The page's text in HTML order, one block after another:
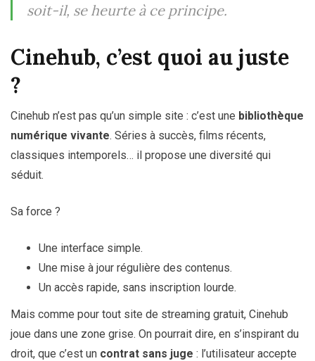
soit-il, se heurte à ce principe.
Cinehub, c’est quoi au juste
?
Cinehub n’est pas qu’un simple site : c’est une bibliothèque
numérique vivante. Séries à succès, films récents,
classiques intemporels… il propose une diversité qui
séduit.
Sa force ?
Une interface simple.
Une mise à jour régulière des contenus.
Un accès rapide, sans inscription lourde.
Mais comme pour tout site de streaming gratuit, Cinehub
joue dans une zone grise. On pourrait dire, en s’inspirant du
droit, que c’est un contrat sans juge : l’utilisateur accepte